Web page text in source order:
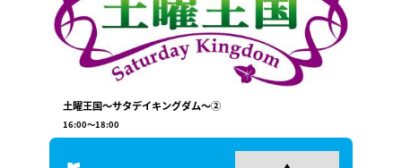
土曜王国～サタデイキングダム～②
16:00〜18:00